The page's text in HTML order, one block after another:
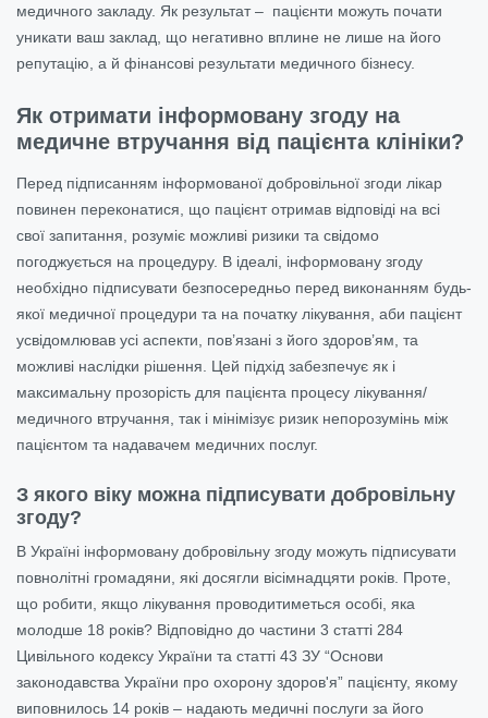
медичного закладу. Як результат – пацієнти можуть почати
уникати ваш заклад, що негативно вплине не лише на його
репутацію, а й фінансові результати медичного бізнесу.
Як отримати інформовану згоду на
медичне втручання від пацієнта клініки?
Перед підписанням інформованої добровільної згоди лікар
повинен переконатися, що пацієнт отримав відповіді на всі
свої запитання, розуміє можливі ризики та свідомо
погоджується на процедуру. В ідеалі, інформовану згоду
необхідно підписувати безпосередньо перед виконанням будь-
якої медичної процедури та на початку лікування, аби пацієнт
усвідомлював усі аспекти, пов’язані з його здоров’ям, та
можливі наслідки рішення. Цей підхід забезпечує як і
максимальну прозорість для пацієнта процесу лікування/
медичного втручання, так і мінімізує ризик непорозумінь між
пацієнтом та надавачем медичних послуг.
З якого віку можна підписувати добровільну
згоду?
В Україні інформовану добровільну згоду можуть підписувати
повнолітні громадяни, які досягли вісімнадцяти років. Проте,
що робити, якщо лікування проводитиметься особі, яка
молодше 18 років? Відповідно до частини 3 статті 284
Цивільного кодексу України та статті 43 ЗУ “Основи
законодавства України про охорону здоров'я” пацієнту, якому
виповнилось 14 років – надають медичні послуги за його